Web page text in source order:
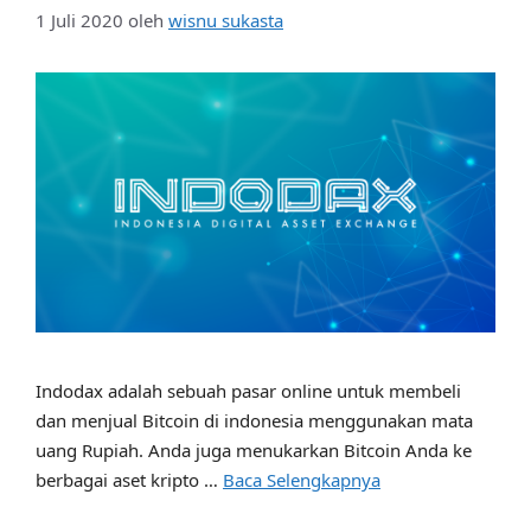
1 Juli 2020 oleh wisnu sukasta
Indodax adalah sebuah pasar online untuk membeli
dan menjual Bitcoin di indonesia menggunakan mata
uang Rupiah. Anda juga menukarkan Bitcoin Anda ke
berbagai aset kripto … Baca Selengkapnya